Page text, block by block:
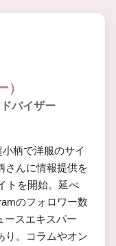
バイザー
柄で洋服のサイ
さんに情報提供を
トを開始。延べ
のフォロワー数
ースエキスパー
り。コラムやオン